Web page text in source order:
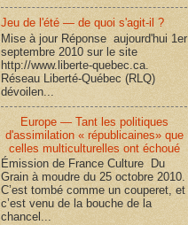
Jeu de l'été — de quoi s'agit-il ?
Mise à jour Réponse aujourd'hui 1er
septembre 2010 sur le site
http://www.liberte-quebec.ca.
Réseau Liberté-Québec (RLQ)
dévoilen...
Europe — Tant les politiques
d'assimilation « républicaines» que
celles multiculturelles ont échoué
Émission de France Culture Du
Grain à moudre du 25 octobre 2010.
C’est tombé comme un couperet, et
c’est venu de la bouche de la
chancel...